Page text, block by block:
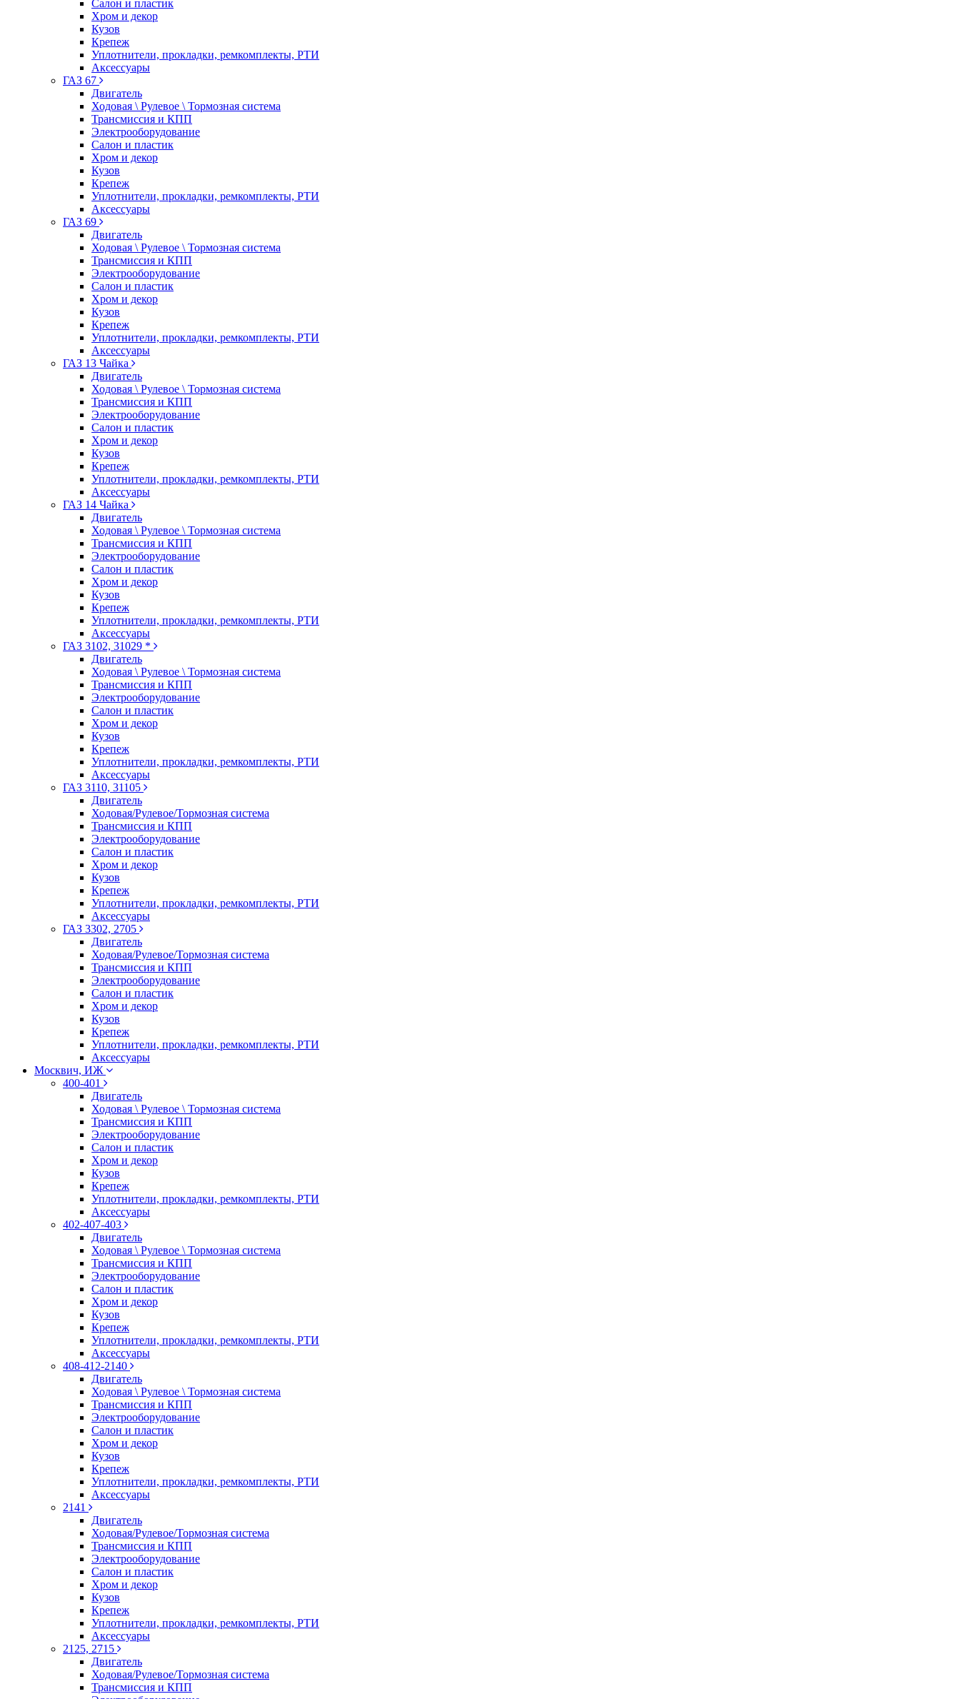
Салон и пластик
Хром и декор
Кузов
Крепеж
Уплотнители, прокладки, ремкомплекты, РТИ
Аксессуары
ГАЗ 67
Двигатель
Ходовая \ Рулевое \ Тормозная система
Трансмиссия и КПП
Электрооборудование
Салон и пластик
Хром и декор
Кузов
Крепеж
Уплотнители, прокладки, ремкомплекты, РТИ
Аксессуары
ГАЗ 69
Двигатель
Ходовая \ Рулевое \ Тормозная система
Трансмиссия и КПП
Электрооборудование
Салон и пластик
Хром и декор
Кузов
Крепеж
Уплотнители, прокладки, ремкомплекты, РТИ
Аксессуары
ГАЗ 13 Чайка
Двигатель
Ходовая \ Рулевое \ Тормозная система
Трансмиссия и КПП
Электрооборудование
Салон и пластик
Хром и декор
Кузов
Крепеж
Уплотнители, прокладки, ремкомплекты, РТИ
Аксессуары
ГАЗ 14 Чайка
Двигатель
Ходовая \ Рулевое \ Тормозная система
Трансмиссия и КПП
Электрооборудование
Салон и пластик
Хром и декор
Кузов
Крепеж
Уплотнители, прокладки, ремкомплекты, РТИ
Аксессуары
ГАЗ 3102, 31029 *
Двигатель
Ходовая \ Рулевое \ Тормозная система
Трансмиссия и КПП
Электрооборудование
Салон и пластик
Хром и декор
Кузов
Крепеж
Уплотнители, прокладки, ремкомплекты, РТИ
Аксессуары
ГАЗ 3110, 31105
Двигатель
Ходовая/Рулевое/Тормозная система
Трансмиссия и КПП
Электрооборудование
Салон и пластик
Хром и декор
Кузов
Крепеж
Уплотнители, прокладки, ремкомплекты, РТИ
Аксессуары
ГАЗ 3302, 2705
Двигатель
Ходовая/Рулевое/Тормозная система
Трансмиссия и КПП
Электрооборудование
Салон и пластик
Хром и декор
Кузов
Крепеж
Уплотнители, прокладки, ремкомплекты, РТИ
Аксессуары
Москвич, ИЖ
400-401
Двигатель
Ходовая \ Рулевое \ Тормозная система
Трансмиссия и КПП
Электрооборудование
Салон и пластик
Хром и декор
Кузов
Крепеж
Уплотнители, прокладки, ремкомплекты, РТИ
Аксессуары
402-407-403
Двигатель
Ходовая \ Рулевое \ Тормозная система
Трансмиссия и КПП
Электрооборудование
Салон и пластик
Хром и декор
Кузов
Крепеж
Уплотнители, прокладки, ремкомплекты, РТИ
Аксессуары
408-412-2140
Двигатель
Ходовая \ Рулевое \ Тормозная система
Трансмиссия и КПП
Электрооборудование
Салон и пластик
Хром и декор
Кузов
Крепеж
Уплотнители, прокладки, ремкомплекты, РТИ
Аксессуары
2141
Двигатель
Ходовая/Рулевое/Тормозная система
Трансмиссия и КПП
Электрооборудование
Салон и пластик
Хром и декор
Кузов
Крепеж
Уплотнители, прокладки, ремкомплекты, РТИ
Аксессуары
2125, 2715
Двигатель
Ходовая/Рулевое/Тормозная система
Трансмиссия и КПП